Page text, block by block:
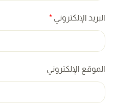
البريد الإلكتروني *
الموقع الإلكتروني